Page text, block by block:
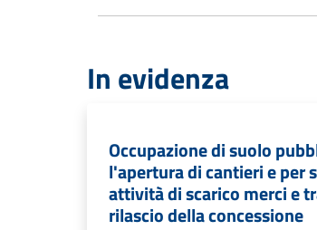
In evidenza
Occupazione di suolo
l'apertura di cantieri e per
attività di scarico merci e
rilascio della concessione